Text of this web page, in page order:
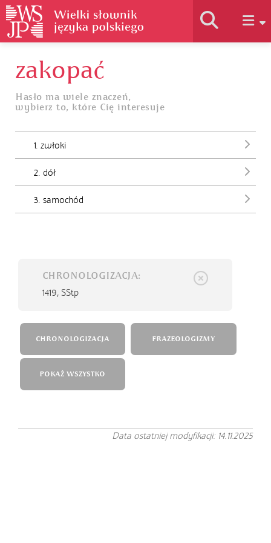
Historia słownika
Jak korzystać
zakopać
Hasło ma wiele znaczeń,
wybierz to, które Cię interesuje
1. zwłoki
2. dół
3. samochód
CHRONOLOGIZACJA:
1419, SStp
CHRONOLOGIZACJA FRAZEOLOGIZMY
POKAŻ WSZYSTKO
Data ostatniej modyfikacji: 14.11.2025